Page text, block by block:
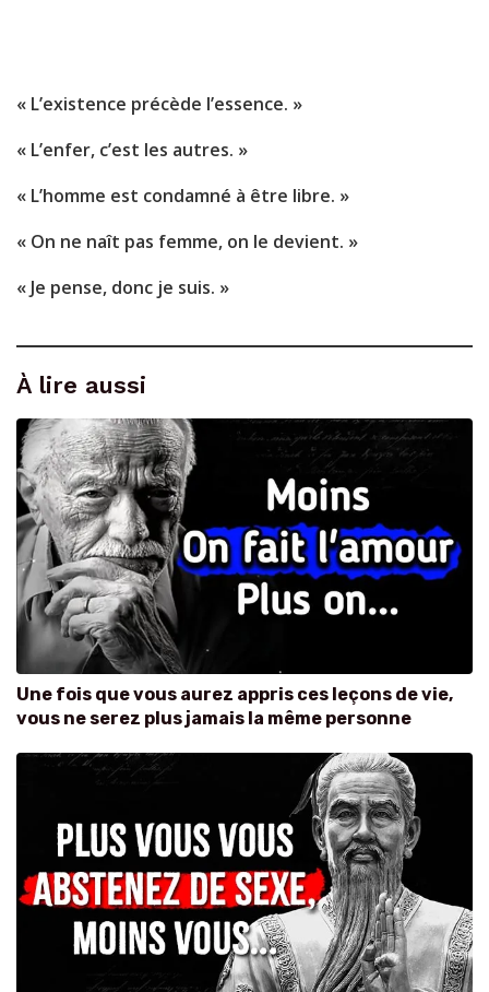
« L’existence précède l’essence. »
« L’enfer, c’est les autres. »
« L’homme est condamné à être libre. »
« On ne naît pas femme, on le devient. »
« Je pense, donc je suis. »
À lire aussi
Une fois que vous aurez appris ces leçons de vie,
vous ne serez plus jamais la même personne